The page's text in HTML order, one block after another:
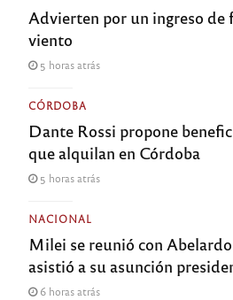
Advierten por un ingreso de
viento
5 horas atrás
CÓRDOBA
Dante Rossi propone
que alquilan en Córdoba
5 horas atrás
NACIONAL
Milei se reunió con
asistió a su asunción
6 horas atrás